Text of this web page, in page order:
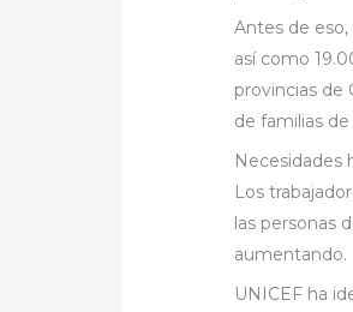
Antes de
así como
provincias de
de familias
Necesidades
Los
las personas
aumentando.
UNICEF ha